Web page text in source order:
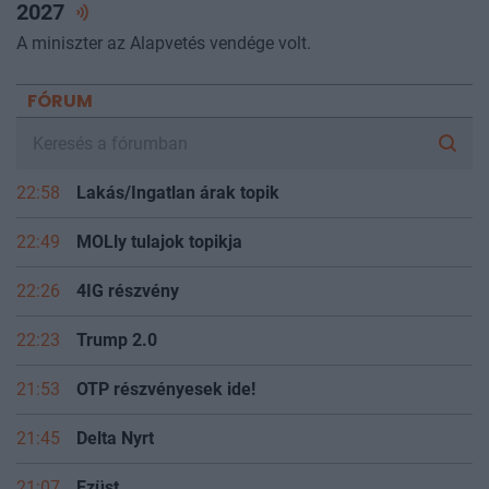
2027
A miniszter az Alapvetés vendége volt.
FÓRUM
22:58 Lakás/Ingatlan árak topik
22:49 MOLly tulajok topikja
22:26 4IG részvény
22:23 Trump 2.0
21:53 OTP részvényesek ide!
21:45 Delta Nyrt